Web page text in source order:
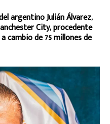
argentino Julián Álvarez,
City, procedente
cambio de 75 millones de